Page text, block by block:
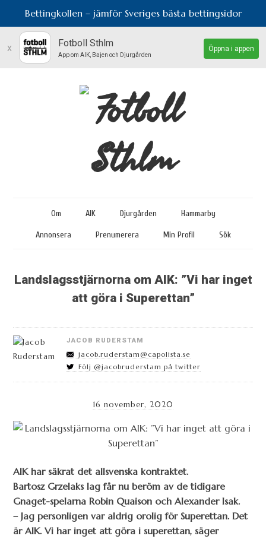
Bettingkollen – jämför Sveriges bästa bettingsidor
x Fotboll Sthlm
App om AIK, Bajen och Djurgården
Öppna i appen
Om AIK Djurgården Hammarby
Annonsera Prenumerera Min Profil Sök
Landslagsstjärnorna om AIK: ”Vi har inget
att göra i Superettan”
JACOB RUDERSTAM
jacob.ruderstam@capolista.se
Följ @jacobruderstam på twitter
16 november, 2020
AIK har säkrat det allsvenska kontraktet.
Bartosz Grzelaks lag får nu beröm av de tidigare
Gnaget-spelarna Robin Quaison och Alexander Isak.
– Jag personligen var aldrig orolig för Superettan. Det
är AIK. Vi har inget att göra i superettan, säger